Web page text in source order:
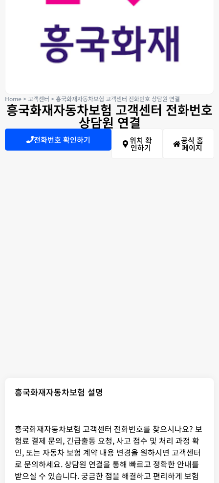
Home>고객센터 >흥국화재자동차보험 고객센터 전화번호 상담원 연결
흥국화재자동차보험 고객센터 전화번호
상담원 연결
전화번호 확인하기 위치 확
인하기
공식 홈
페이지
흥국화재자동차보험 설명
흥국화재자동차보험 고객센터 전화번호를 찾으시나요? 보
험료 결제 문의, 긴급출동 요청, 사고 접수 및 처리 과정 확
인, 또는 자동차 보험 계약 내용 변경을 원하시면 고객센터
로 문의하세요. 상담원 연결을 통해 빠르고 정확한 안내를
받으실 수 있습니다. 궁금한 점을 해결하고 편리하게 보험